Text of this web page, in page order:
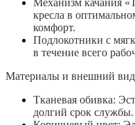
кресла в
комфорт.
Подлокотники с
в течение всего
Материалы и внешний
Тканевая обивка:
долгий срок службы.